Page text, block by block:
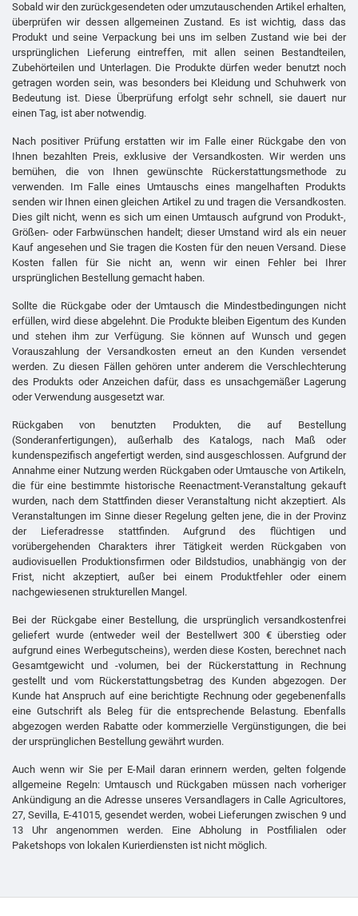
Sobald wir den zurückgesendeten oder umzutauschenden Artikel erhalten,
überprüfen wir dessen allgemeinen Zustand. Es ist wichtig, dass das
Produkt und seine Verpackung bei uns im selben Zustand wie bei der
ursprünglichen Lieferung eintreffen, mit allen seinen Bestandteilen,
Zubehörteilen und Unterlagen. Die Produkte dürfen weder benutzt noch
getragen worden sein, was besonders bei Kleidung und Schuhwerk von
Bedeutung ist. Diese Überprüfung erfolgt sehr schnell, sie dauert nur
einen Tag, ist aber notwendig.
Nach positiver Prüfung erstatten wir im Falle einer Rückgabe den von
Ihnen bezahlten Preis, exklusive der Versandkosten. Wir werden uns
bemühen, die von Ihnen gewünschte Rückerstattungsmethode zu
verwenden. Im Falle eines Umtauschs eines mangelhaften Produkts
senden wir Ihnen einen gleichen Artikel zu und tragen die Versandkosten.
Dies gilt nicht, wenn es sich um einen Umtausch aufgrund von Produkt-,
Größen- oder Farbwünschen handelt; dieser Umstand wird als ein neuer
Kauf angesehen und Sie tragen die Kosten für den neuen Versand. Diese
Kosten fallen für Sie nicht an, wenn wir einen Fehler bei Ihrer
ursprünglichen Bestellung gemacht haben.
Sollte die Rückgabe oder der Umtausch die Mindestbedingungen nicht
erfüllen, wird diese abgelehnt. Die Produkte bleiben Eigentum des Kunden
und stehen ihm zur Verfügung. Sie können auf Wunsch und gegen
Vorauszahlung der Versandkosten erneut an den Kunden versendet
werden. Zu diesen Fällen gehören unter anderem die Verschlechterung
des Produkts oder Anzeichen dafür, dass es unsachgemäßer Lagerung
oder Verwendung ausgesetzt war.
Rückgaben von benutzten Produkten, die auf Bestellung
(Sonderanfertigungen), außerhalb des Katalogs, nach Maß oder
kundenspezifisch angefertigt werden, sind ausgeschlossen. Aufgrund der
Annahme einer Nutzung werden Rückgaben oder Umtausche von Artikeln,
die für eine bestimmte historische Reenactment-Veranstaltung gekauft
wurden, nach dem Stattfinden dieser Veranstaltung nicht akzeptiert. Als
Veranstaltungen im Sinne dieser Regelung gelten jene, die in der Provinz
der Lieferadresse stattfinden. Aufgrund des flüchtigen und
vorübergehenden Charakters ihrer Tätigkeit werden Rückgaben von
audiovisuellen Produktionsfirmen oder Bildstudios, unabhängig von der
Frist, nicht akzeptiert, außer bei einem Produktfehler oder einem
nachgewiesenen strukturellen Mangel.
Bei der Rückgabe einer Bestellung, die ursprünglich versandkostenfrei
geliefert wurde (entweder weil der Bestellwert 300 € überstieg oder
aufgrund eines Werbegutscheins), werden diese Kosten, berechnet nach
Gesamtgewicht und -volumen, bei der Rückerstattung in Rechnung
gestellt und vom Rückerstattungsbetrag des Kunden abgezogen. Der
Kunde hat Anspruch auf eine berichtigte Rechnung oder gegebenenfalls
eine Gutschrift als Beleg für die entsprechende Belastung. Ebenfalls
abgezogen werden Rabatte oder kommerzielle Vergünstigungen, die bei
der ursprünglichen Bestellung gewährt wurden.
Auch wenn wir Sie per E-Mail daran erinnern werden, gelten folgende
allgemeine Regeln: Umtausch und Rückgaben müssen nach vorheriger
Ankündigung an die Adresse unseres Versandlagers in Calle Agricultores,
27, Sevilla, E-41015, gesendet werden, wobei Lieferungen zwischen 9 und
13 Uhr angenommen werden. Eine Abholung in Postfilialen oder
Paketshops von lokalen Kurierdiensten ist nicht möglich.